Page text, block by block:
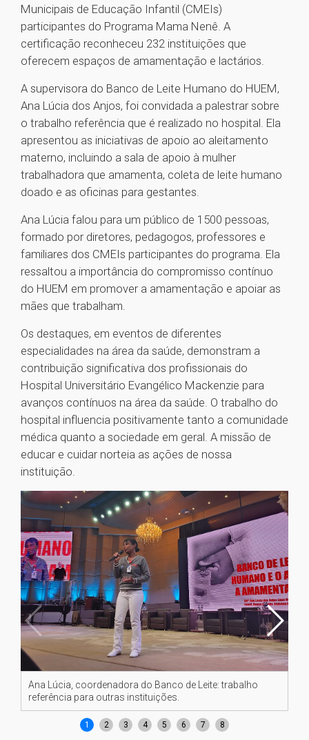
Municipais de Educação Infantil (CMEIs)
participantes do Programa Mama Nenê. A
certificação reconheceu 232 instituições que
oferecem espaços de amamentação e lactários.
A supervisora do Banco de Leite Humano do HUEM,
Ana Lúcia dos Anjos, foi convidada a palestrar sobre
o trabalho referência que é realizado no hospital. Ela
apresentou as iniciativas de apoio ao aleitamento
materno, incluindo a sala de apoio à mulher
trabalhadora que amamenta, coleta de leite humano
doado e as oficinas para gestantes.
Ana Lúcia falou para um público de 1500 pessoas,
formado por diretores, pedagogos, professores e
familiares dos CMEIs participantes do programa. Ela
ressaltou a importância do compromisso contínuo
do HUEM em promover a amamentação e apoiar as
mães que trabalham.
Os destaques, em eventos de diferentes
especialidades na área da saúde, demonstram a
contribuição significativa dos profissionais do
Hospital Universitário Evangélico Mackenzie para
avanços contínuos na área da saúde. O trabalho do
hospital influencia positivamente tanto a comunidade
médica quanto a sociedade em geral. A missão de
educar e cuidar norteia as ações de nossa
instituição.
Ana Lúcia, coordenadora do Banco de Leite: trabalho
referência para outras instituições.
1 2 3 4 5 6 7 8